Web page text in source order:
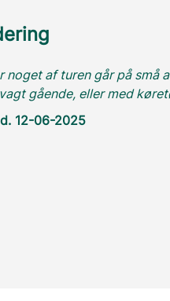
noget af turen går på små
gående, eller med
12-06-2025